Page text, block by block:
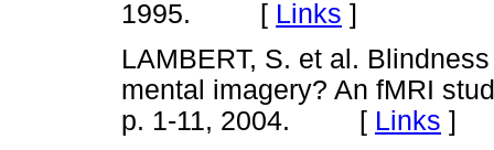
1995. [ Links ]
LAMBERT, S. et al.
mental imagery? An fMRI
p. 1-11, 2004. [ Links ]